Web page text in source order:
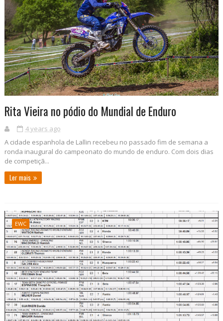
Rita Vieira no pódio do Mundial de Enduro
4 years ago
A cidade espanhola de Lallin recebeu no passado fim de semana a
ronda inaugural do campeonato do mundo de enduro. Com dois dias
de competiçã...
Ler mais
EWC